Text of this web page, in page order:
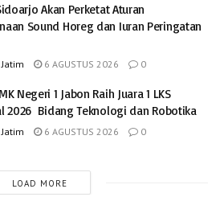
Akan Perketat Aturan
Sound Horeg dan Iuran Peringatan
6 AGUSTUS 2026 0
Negeri 1 Jabon Raih Juara 1 LKS
2026 Bidang Teknologi dan Robotika
6 AGUSTUS 2026 0
LOAD MORE